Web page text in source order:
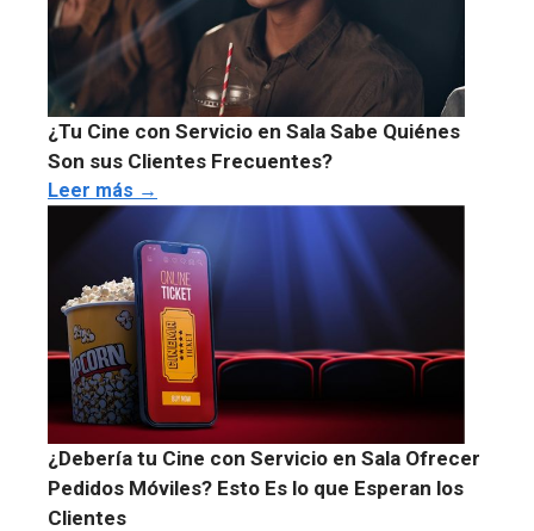
¿Tu Cine con Servicio en Sala Sabe Quiénes
Son sus Clientes Frecuentes?
Leer más →
¿Debería tu Cine con Servicio en Sala Ofrecer
Pedidos Móviles? Esto Es lo que Esperan los
Clientes